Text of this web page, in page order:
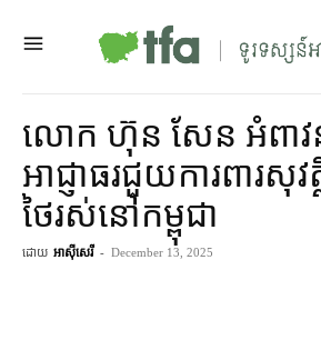
លោក ហ៊ុន សែន អំពាវន
អាជ្ញាធរ​ជួយ​ការពារ​សុវ
ថៃ​រស់នៅ​កម្ពុជា
ដោយ អាស៊ីសេរី - December 13, 2025